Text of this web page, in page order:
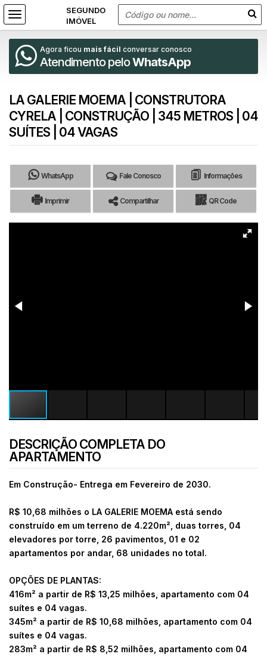
Agora ficou mais fácil conversar conosco
Atendimento peloWhatsApp
LA GALERIE MOEMA | CONSTRUTORA
CYRELA | CONSTRUÇÃO | 345 METROS | 04
SUÍTES | 04 VAGAS
WhatsApp Fale Conosco Informações
Imprimir Compartilhar QR Code
DESCRIÇÃO COMPLETA DO
APARTAMENTO
Em Construção- Entrega em Fevereiro de 2030.
R$ 10,68 milhões o LA GALERIE MOEMA está sendo
construído em um terreno de 4.220m², duas torres, 04
elevadores por torre, 26 pavimentos, 01 e 02
apartamentos por andar, 68 unidades no total.
OPÇÕES DE PLANTAS:
416m² a partir de R$ 13,25 milhões, apartamento com 04
suítes e 04 vagas.
345m² a partir de R$ 10,68 milhões, apartamento com 04
suítes e 04 vagas.
283m² a partir de R$ 8,52 milhões, apartamento com 04